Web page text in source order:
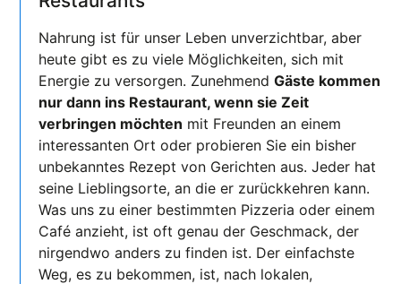
Nahrung ist für unser Leben unverzichtbar, aber
heute gibt es zu viele Möglichkeiten, sich mit
Energie zu versorgen. ZunehmendGäste kommen
nur dann ins Restaurant, wenn sie Zeit
verbringen möchten mit Freunden an einem
interessanten Ort oder probieren Sie ein bisher
unbekanntes Rezept von Gerichten aus. Jeder hat
seine Lieblingsorte, an die er zurückkehren kann.
Was uns zu einer bestimmten Pizzeria oder einem
Café anzieht, ist oft genau der Geschmack, der
nirgendwo anders zu finden ist. Der einfachste
Weg, es zu bekommen, ist, nach lokalen,